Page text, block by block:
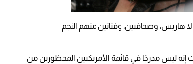
هاريس، وصحافيين، وفنانين منهم النجم
إنه ليس مدرجًا في قائمة الأمريكيين المحظورين من